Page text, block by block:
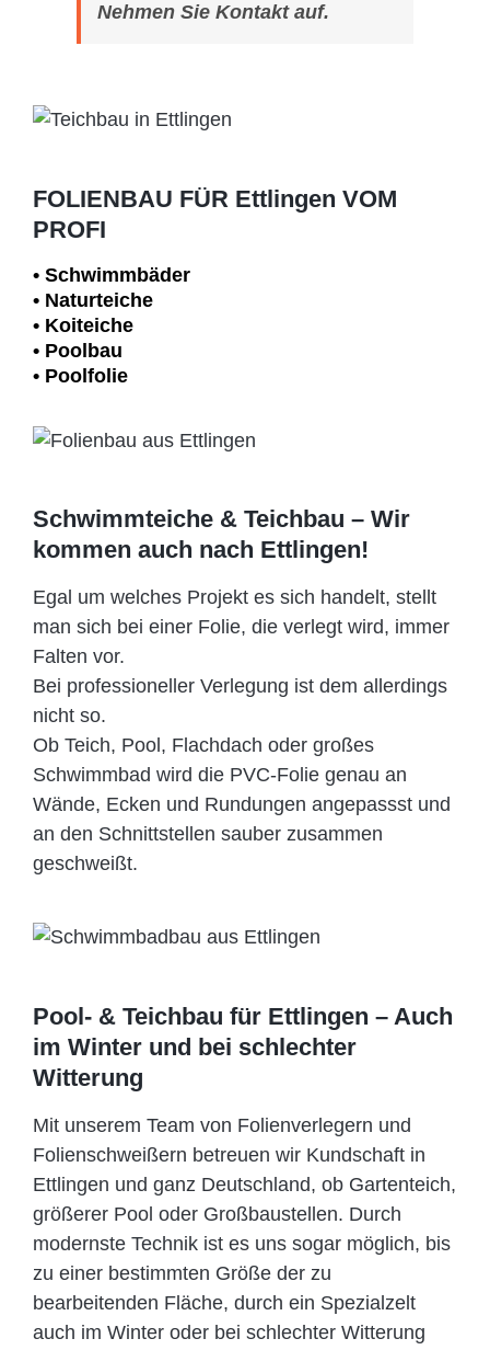
Nehmen Sie Kontakt auf.
FOLIENBAU FÜR Ettlingen VOM
PROFI
• Schwimm­bäder
• Naturteiche
• Koiteiche
• Poolbau
• Poolfolie
Schwimmteiche & Teichbau – Wir
kommen auch nach Ettlingen!
Egal um welches Projekt es sich handelt, stellt
man sich bei einer Folie, die verlegt wird, immer
Falten vor.
Bei professioneller Verlegung ist dem allerdings
nicht so.
Ob Teich, Pool, Flachdach oder großes
Schwimmbad wird die PVC-Folie genau an
Wände, Ecken und Rundungen angepassst und
an den Schnittstellen sauber zusammen
geschweißt.
Pool- & Teichbau für Ettlingen – Auch
im Winter und bei schlechter
Witterung
Mit unserem Team von Folienverlegern und
Folien­schweißern betreuen wir Kundschaft in
Ettlingen und ganz Deutschland, ob Gartenteich,
größerer Pool oder Großbaustellen. Durch
modernste Technik ist es uns sogar möglich, bis
zu einer bestimmten Größe der zu
bearbeitenden Fläche, durch ein Spezi­alzelt
auch im Winter oder bei schlechter Witterung